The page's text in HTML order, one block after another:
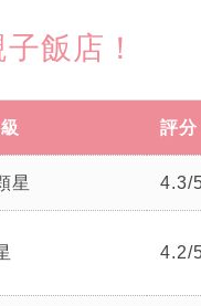
飯店！
評分
星 4.3/
4.2/